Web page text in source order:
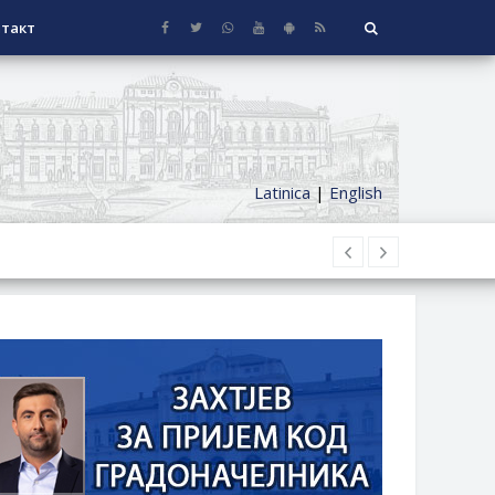
Latinica|English
КУЋЕ СА ОКУЋНИЦОМ НА
БОРАЧКИ ДОДАТАК ЗА